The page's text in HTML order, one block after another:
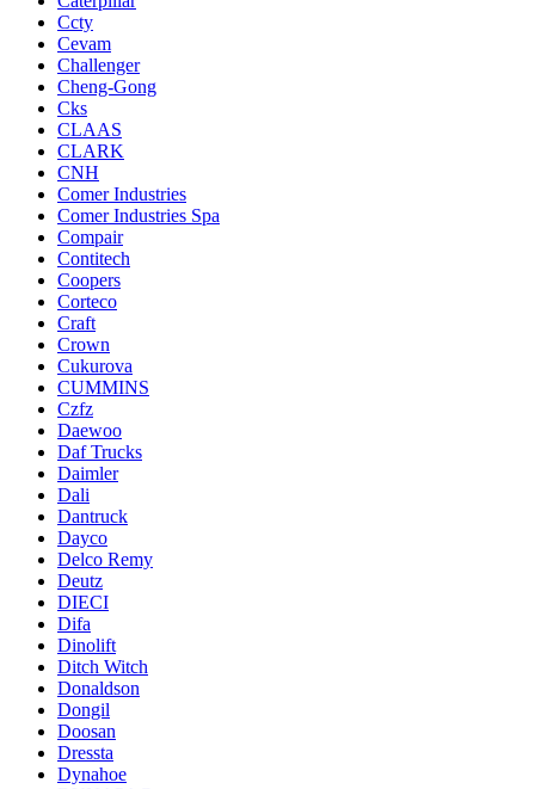
Ccty
Cevam
Challenger
Cheng-Gong
Cks
CLAAS
CLARK
CNH
Comer Industries
Comer Industries Spa
Compair
Contitech
Coopers
Corteco
Craft
Crown
Cukurova
CUMMINS
Czfz
Daewoo
Daf Trucks
Daimler
Dali
Dantruck
Dayco
Delco Remy
Deutz
DIECI
Difa
Dinolift
Ditch Witch
Donaldson
Dongil
Doosan
Dressta
Dynahoe